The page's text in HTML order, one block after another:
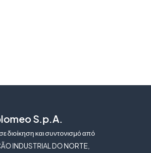
S.p.A.
διοίκηση και συντονισμό από
INDUSTRIAL DO NORTE,